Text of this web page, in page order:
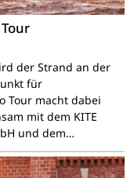
der Strand an der
für
Tour macht dabei
mit dem KITE
und dem…